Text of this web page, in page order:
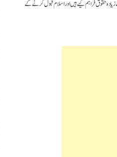
حقوق فراہم کیے ہیں اور اسلام قبول کرنے کے